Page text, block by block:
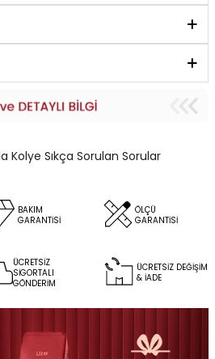
Kolye Sıkça Sorulan Sorular
BAKIM
GARANTİSİ
ÖLÇÜ
GARANTİSİ
ÜCRETSİZ
SİGORTALI
GÖNDERİM
ÜCRETSİZ DEĞİŞİM
& İADE